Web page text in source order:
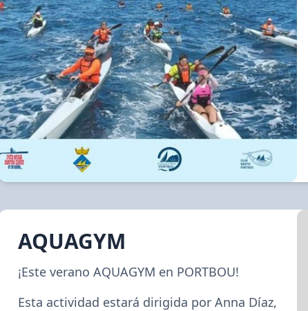
AQUAGYM
¡Este verano AQUAGYM en PORTBOU!
Esta actividad estará dirigida por Anna Díaz,